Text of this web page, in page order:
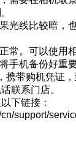
光线比较暗，
常。可以使用
手机备份好重
携带购机凭证
联系门店。
下链接：
support/